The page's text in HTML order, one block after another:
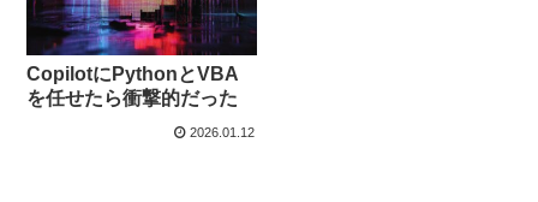
CopilotにPythonとVBA
を任せたら衝撃的だった
2026.01.12